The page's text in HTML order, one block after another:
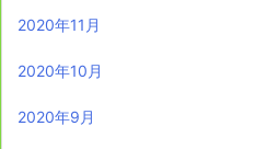
2020年11月
2020年10月
2020年9月